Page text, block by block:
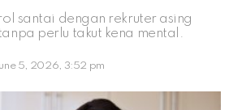
santai dengan rekruter asing
perlu takut kena mental.
5, 2026, 3:52 pm